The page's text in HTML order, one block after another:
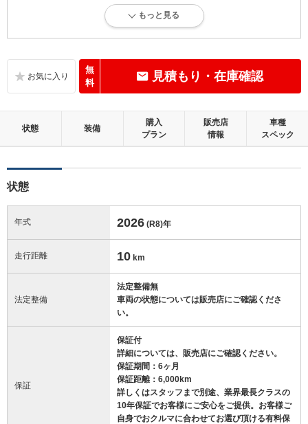
新車登録後12ヶ月未満、走行距離1万km以下で、内外装にダメージがな
無キズ、もしくは傷みや汚れなどがほぼない、とても綺麗な状態です。
外装：
無キズ、もしくはキズやヘコミなどがほぼない、とても綺麗な状態で
修復歴：無
もっと見る
無
料
見積もり・在庫確認
状態 装備
購入
プラン
販売店
情報
車種
スペック
状態
年式 2026 (R8)年
走行距離 10 km
法定整備
法定整備無
車両の状態については販売店にご確認くださ
い。
保証
保証付
詳細については、販売店にご確認ください。
保証期間：6ヶ月
保証距離：6,000km
詳しくはスタッフまで別途、業界最長クラスの
10年保証でお客様にご安心をご提供。お客様ご
自身でおクルマに合わせてお選び頂ける有料保